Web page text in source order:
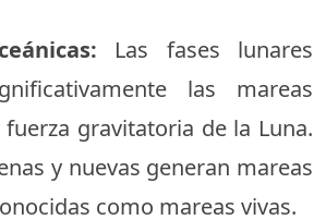
Las fases lunares
las mareas
gravitatoria de la Luna.
y nuevas generan mareas
como mareas vivas.